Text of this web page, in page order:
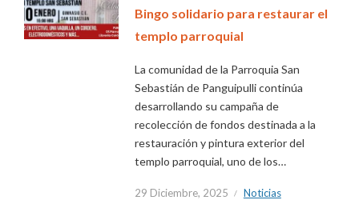
Bingo solidario para restaurar el
templo parroquial
La comunidad de la Parroquia San
Sebastián de Panguipulli continúa
desarrollando su campaña de
recolección de fondos destinada a la
restauración y pintura exterior del
templo parroquial, uno de los…
29 Diciembre, 2025 Noticias